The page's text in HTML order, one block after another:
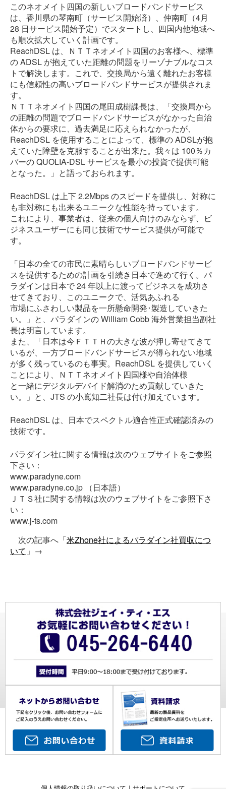
このネオメイト四国の新しいブロードバンドサービス
は、香川県の琴南町（サービス開始済）、仲南町（4月
28 日サービス開始予定）でスタートし、四国内他地域へ
も順次拡大していく計画です。
ReachDSL は、ＮＴＴネオメイト四国のお客様へ、標準
の ADSL が抱えていた距離の問題をリーゾナブルなコス
トで解決します。これで、交換局から遠く離れたお客様
にも信頼性の高いブロードバンドサービスが提供されま
す。
ＮＴＴネオメイト四国の尾田成樹課長は、「交換局から
の距離の問題でブロードバンドサービスがなかった自治
体からの要求に、過去満足に応えられなかったが、
ReachDSL を使用することによって、標準の ADSLが抱
えていた障壁を克服することが出来た。我々は 100％カ
バーの QUOLIA-DSL サービスを最小の投資で提供可能
となった。」と語っておられます。
ReachDSL は上下 2.2Mbps のスピードを提供し、対称に
も非対称にも出来るユニークな性能を持っています。
これにより、事業者は、従来の個人向けのみならず、ビ
ジネスユーザーにも同じ技術でサービス提供が可能で
す。
「日本の全ての市民に素晴らしいブロードバンドサービ
スを提供するための計画を引続き日本で進めて行く。パ
ラダインは日本で 24 年以上に渡ってビジネスを成功さ
せてきており、このユニークで、活気あふれる
市場にふさわしい製品を一所懸命開発･製造していきた
い。」と、パラダインの William Cobb 海外営業担当副社
長は明言しています。
また、「日本は今ＦＴＴＨの大きな波が押し寄せてきて
いるが、一方ブロードバンドサービスが得られない地域
が多く残っているのも事実。ReachDSL を提供していく
ことにより、ＮＴＴネオメイト四国様や自治体様
と一緒にデジタルデバイド解消のため貢献していきた
い。」と、JTS の小嶌知二社長は付け加えています。
ReachDSL は、日本でスペクトル適合性正式確認済みの
技術です。
パラダイン社に関する情報は次のウェブサイトをご参照
下さい：
www.paradyne.com
www.paradyne.co.jp （日本語）
ＪＴＳ社に関する情報は次のウェブサイトをご参照下さ
い：
www.j-ts.com
次の記事へ「米Zhone社によるパラダイン社買収につ
いて 」→